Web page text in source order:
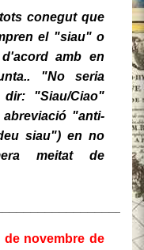
conegut que
el "siau" o
amb en
"No seria
dir: "Siau/Ciao"
"anti-
siau") en no
meitat de
de novembre de